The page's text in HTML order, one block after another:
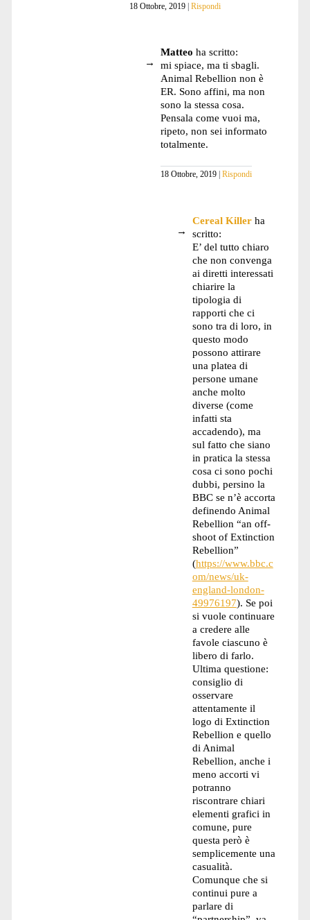
18 Ottobre, 2019 Rispondi
Matteo ha scritto:
mi spiace, ma ti sbagli.
Animal Rebellion non è
ER. Sono affini, ma non
sono la stessa cosa.
Pensala come vuoi ma,
ripeto, non sei informato
totalmente.
18 Ottobre, 2019 Rispondi
Cereal Killer ha
scritto:
E’ del tutto chiaro
che non convenga
ai diretti interessati
chiarire la
tipologia di
rapporti che ci
sono tra di loro, in
questo modo
possono attirare
una platea di
persone umane
anche molto
diverse (come
infatti sta
accadendo), ma
sul fatto che siano
in pratica la stessa
cosa ci sono pochi
dubbi, persino la
BBC se n’è accorta
definendo Animal
Rebellion “an off-
shoot of Extinction
Rebellion”
(https://www.bbc.c
om/news/uk-
england-london-
49976197). Se poi
si vuole continuare
a credere alle
favole ciascuno è
libero di farlo.
Ultima questione:
consiglio di
osservare
attentamente il
logo di Extinction
Rebellion e quello
di Animal
Rebellion, anche i
meno accorti vi
potranno
riscontrare chiari
elementi grafici in
comune, pure
questa però è
semplicemente una
casualità.
Comunque che si
continui pure a
parlare di